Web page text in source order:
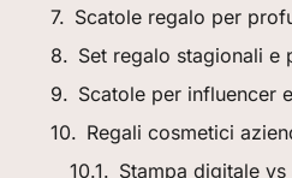
Scatole regalo per
Set regalo stagionali e
Scatole per influencer
Regali cosmetici
Stampa digitale